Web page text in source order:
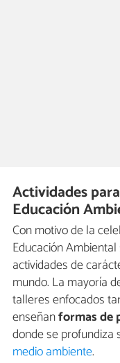
Actividades
Educación
Con motivo de la
Educación
actividades de
mundo. La mayoría
talleres enfocados
enseñanformas de
donde se profundiza
medio ambiente.